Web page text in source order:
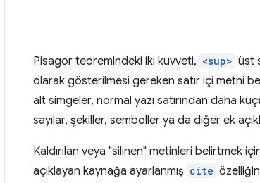
Pisagor teoremindeki iki kuvveti, <sup> üst
olarak gösterilmesi gereken satır içi metni
alt simgeler, normal yazı satırından daha
sayılar, şekiller, semboller ya da diğer ek
Kaldırılan veya "silinen" metinleri belirtmek
açıklayan kaynağa ayarlanmış cite